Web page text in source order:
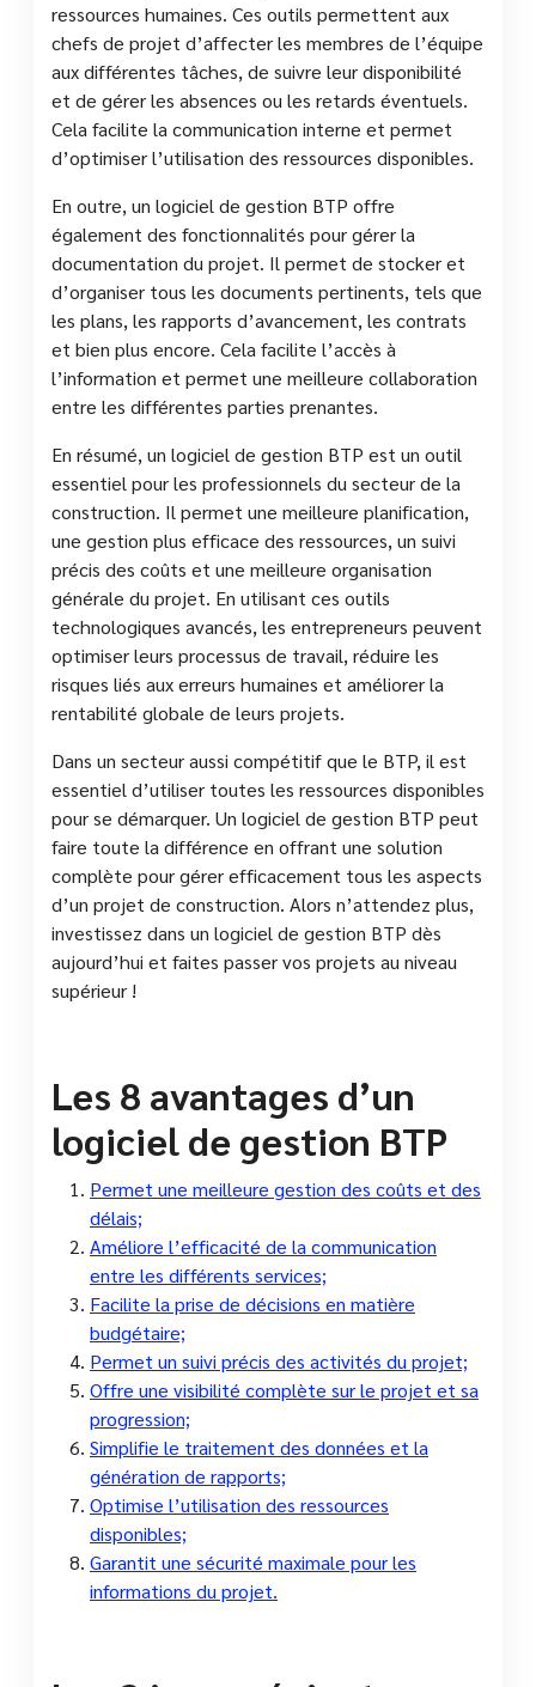
ressources humaines. Ces outils permettent aux
chefs de projet d’affecter les membres de l’équipe
aux différentes tâches, de suivre leur disponibilité
et de gérer les absences ou les retards éventuels.
Cela facilite la communication interne et permet
d’optimiser l’utilisation des ressources disponibles.
En outre, un logiciel de gestion BTP offre
également des fonctionnalités pour gérer la
documentation du projet. Il permet de stocker et
d’organiser tous les documents pertinents, tels que
les plans, les rapports d’avancement, les contrats
et bien plus encore. Cela facilite l’accès à
l’information et permet une meilleure collaboration
entre les différentes parties prenantes.
En résumé, un logiciel de gestion BTP est un outil
essentiel pour les professionnels du secteur de la
construction. Il permet une meilleure planification,
une gestion plus efficace des ressources, un suivi
précis des coûts et une meilleure organisation
générale du projet. En utilisant ces outils
technologiques avancés, les entrepreneurs peuvent
optimiser leurs processus de travail, réduire les
risques liés aux erreurs humaines et améliorer la
rentabilité globale de leurs projets.
Dans un secteur aussi compétitif que le BTP, il est
essentiel d’utiliser toutes les ressources disponibles
pour se démarquer. Un logiciel de gestion BTP peut
faire toute la différence en offrant une solution
complète pour gérer efficacement tous les aspects
d’un projet de construction. Alors n’attendez plus,
investissez dans un logiciel de gestion BTP dès
aujourd’hui et faites passer vos projets au niveau
supérieur !
Les 8 avantages d’un
logiciel de gestion BTP
Permet une meilleure gestion des coûts et des
délais;
Améliore l’efficacité de la communication
entre les différents services;
Facilite la prise de décisions en matière
budgétaire;
Permet un suivi précis des activités du projet;
Offre une visibilité complète sur le projet et sa
progression;
Simplifie le traitement des données et la
génération de rapports;
Optimise l’utilisation des ressources
disponibles;
Garantit une sécurité maximale pour les
informations du projet.